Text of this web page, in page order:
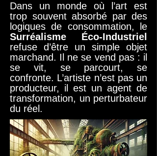
Dans un monde où l’art est
trop souvent absorbé par des
logiques de consommation, le
Surréalisme Éco-Industriel
refuse d’être un simple objet
marchand. Il ne se vend pas : il
se vit, se parcourt, se
confronte. L’artiste n’est pas un
producteur, il est un agent de
transformation, un perturbateur
du réel.